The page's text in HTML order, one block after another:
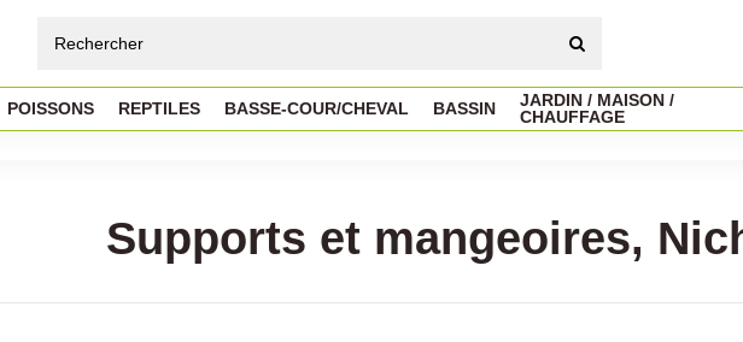
POISSONS REPTILES BASSE-COUR/CHEVAL BASSIN
JARDIN / MAISON /
CHAUFFAGE
Supports et mangeoires,